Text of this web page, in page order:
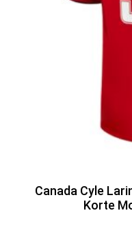
Canada Cyle
Korte